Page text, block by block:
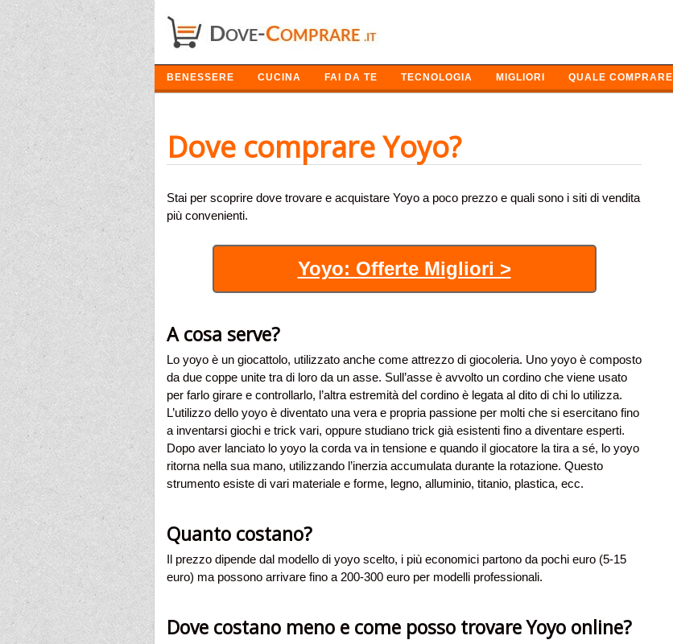
SETTORI
BENESSERE CUCINA FAI DA TE TECNOLOGIA MIGLIORI QUALE COMPRARE
Dove comprare Yoyo?
Stai per scoprire dove trovare e acquistare Yoyo a poco prezzo e quali sono i siti di vendita
più convenienti.
Yoyo: Offerte Migliori >
A cosa serve?
Lo yoyo è un giocattolo, utilizzato anche come attrezzo di giocoleria. Uno yoyo è composto
da due coppe unite tra di loro da un asse. Sull’asse è avvolto un cordino che viene usato
per farlo girare e controllarlo, l’altra estremità del cordino è legata al dito di chi lo utilizza.
L’utilizzo dello yoyo è diventato una vera e propria passione per molti che si esercitano fino
a inventarsi giochi e trick vari, oppure studiano trick già esistenti fino a diventare esperti.
Dopo aver lanciato lo yoyo la corda va in tensione e quando il giocatore la tira a sé, lo yoyo
ritorna nella sua mano, utilizzando l’inerzia accumulata durante la rotazione. Questo
strumento esiste di vari materiale e forme, legno, alluminio, titanio, plastica, ecc.
Quanto costano?
Il prezzo dipende dal modello di yoyo scelto, i più economici partono da pochi euro (5-15
euro) ma possono arrivare fino a 200-300 euro per modelli professionali.
Dove costano meno e come posso trovare Yoyo online?